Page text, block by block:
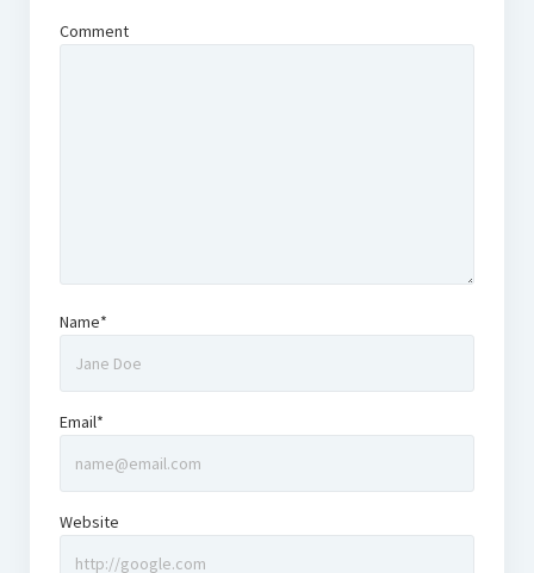
Comment
Name*
Email*
Website